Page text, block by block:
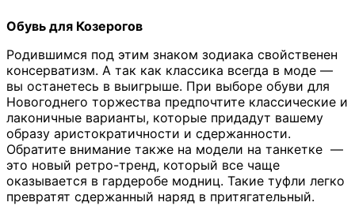
Обувь для Козерогов
Родившимся под этим знаком зодиака свойственен
консерватизм. А так как классика всегда в моде —
вы останетесь в выигрыше. При выборе обуви для
Новогоднего торжества предпочтите классические и
лаконичные варианты, которые придадут вашему
образу аристократичности и сдержанности.
Обратите внимание также на модели на танкетке —
это новый ретро-тренд, который все чаще
оказывается в гардеробе модниц. Такие туфли легко
превратят сдержанный наряд в притягательный.